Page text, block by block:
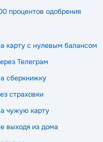
процентов одобрения
карту с нулевым балансом
Телеграм
сберкнижку
страховки
чужую карту
выходя из дома